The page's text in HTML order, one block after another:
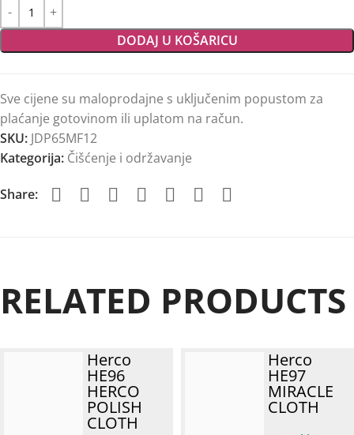
DODAJ U KOŠARICU
Sve cijene su maloprodajne s uključenim popustom za
plaćanje gotovinom ili uplatom na račun.
SKU: JDP65MF12
Kategorija: Čišćenje i održavanje
Share:
RELATED PRODUCTS
Herco
HE96
HERCO
POLISH
CLOTH
Herco
HE97
MIRACLE
CLOTH